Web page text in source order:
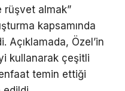
rüşvet almak”
kapsamında
Açıklamada, Özel’in
kullanarak çeşitli
temin ettiği